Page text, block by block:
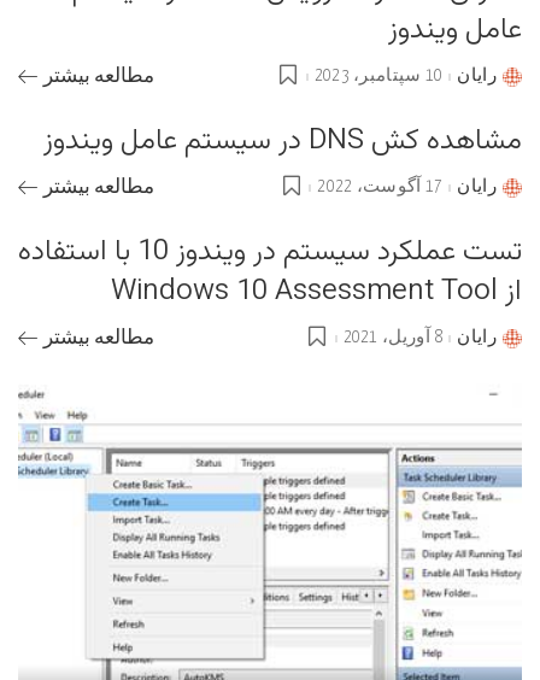
عامل ویندوز
Postedرایان 10 سپتامبر، 2023 مطالعه بیشتر
مشاهده کش DNS در سیستم عامل ویندوز
Postedرایان 17 آگوست، 2022 مطالعه بیشتر
تست عملکرد سیستم در ویندوز 10 با استفاده
از Windows 10 Assessment Tool
Postedرایان 8 آوریل، 2021 مطالعه بیشتر